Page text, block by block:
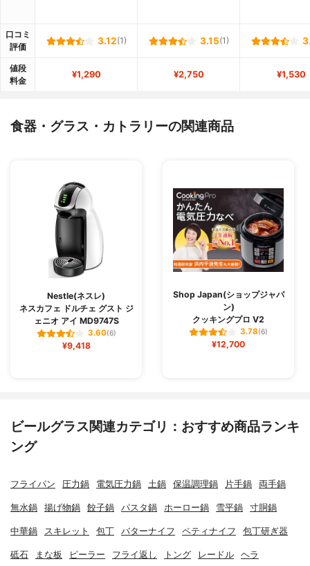
口コミ
評価
3.12(1) 3.15(1)
値段
料金
¥1,290 ¥2,750 ¥1,530
食器・グラス・カトラリーの関連商品
Nestle(ネスレ)
ネスカフェ ドルチェ グスト ジ
ェニオ アイ MD9747S
3.60(6)
¥9,418
Shop Japan(ショップジャパ
ン)
クッキングプロ V2
3.78(6)
¥12,700
ビールグラス関連カテゴリ：おすすめ商品ランキ
ング
フライパン 圧力鍋 電気圧力鍋 土鍋 保温調理鍋 片手鍋 両手鍋
無水鍋 揚げ物鍋 餃子鍋 パスタ鍋 ホーロー鍋 雪平鍋 寸胴鍋
中華鍋 スキレット 包丁 バターナイフ ペティナイフ 包丁研ぎ器
砥石 まな板 ピーラー フライ返し トング レードル ヘラ